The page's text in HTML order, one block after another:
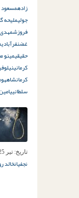
زادهمسعود
جولیملیحه
فروزش
غضنفرآبادی
حقیقیمینو
کرمانی
کرمانشاه
سلطانی
تاریخ: تیر 25ام, 1398
نجفیانخالد